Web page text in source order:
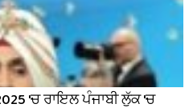
'ਚ ਰਾਇਲ ਪੰਜਾਬੀ ਲੁੱਕ 'ਚ